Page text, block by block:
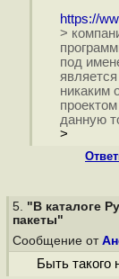
https://
>
под
никаким
данную
>
5. "В каталоге
пакеты"
Сообщение от
Быть такого